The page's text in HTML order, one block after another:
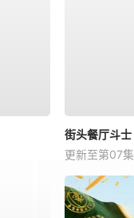
街头餐厅斗士
更新至第07集